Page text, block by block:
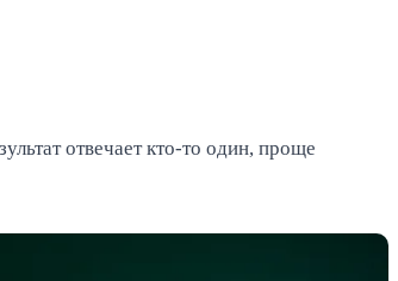
отвечает кто-то один, проще